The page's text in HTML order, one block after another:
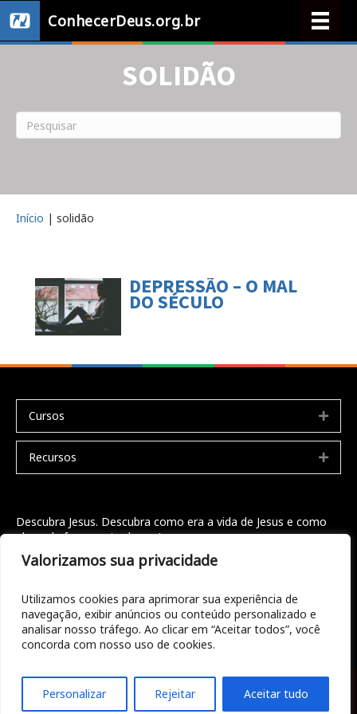
Valorizamos sua privacidade
Utilizamos cookies para aprimorar sua experiência de
navegação, exibir anúncios ou conteúdo personalizado e
analisar nosso tráfego. Ao clicar em “Aceitar todos”, você
concorda com nosso uso de cookies.
Personalizar Rejeitar Aceitar tudo
ConhecerDeus.org.br
SOLIDÃO
Início | solidão
DEPRESSÃO – O MAL
DO SÉCULO
Cursos
Recursos
Descubra Jesus. Descubra como era a vida de Jesus e como
ele pode fazer parte da sua!
Doações
Entre em contato
© 2022 ConhecerDeus.org.br . All rights reserved. Jesus.net
Privacy Policy